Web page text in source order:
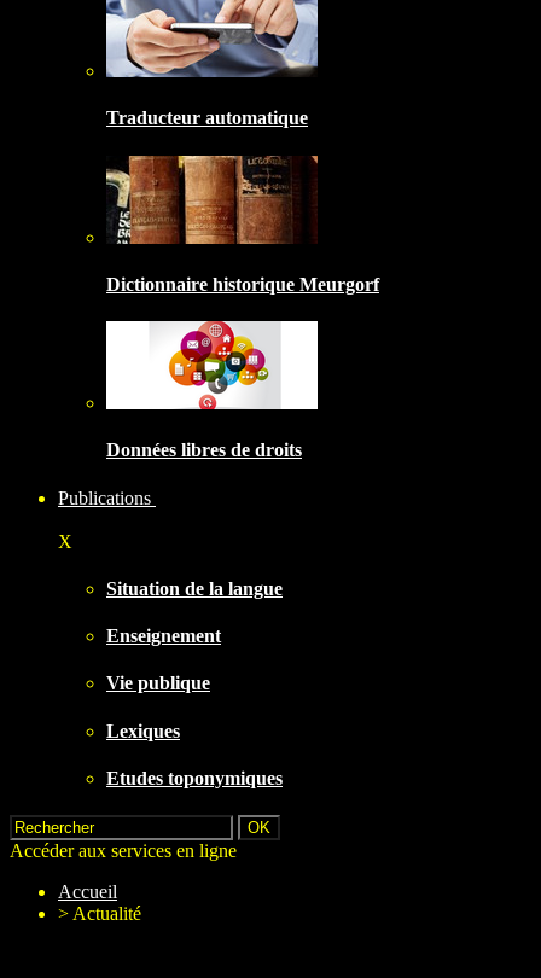
Traducteur automatique
Dictionnaire historique Meurgorf
Données libres de droits
Publications
X
Situation de la langue
Enseignement
Vie publique
Lexiques
Etudes toponymiques
Accéder aux services en ligne
Accueil
> Actualité